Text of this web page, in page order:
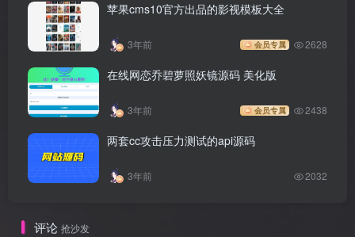
苹果cms10官方出品的影视模板大全
3年前 会员专属 2628
在线网恋乔碧萝照妖镜源码 美化版
3年前 会员专属 2438
两套cc攻击压力测试的api源码
3年前 2032
评论 抢沙发